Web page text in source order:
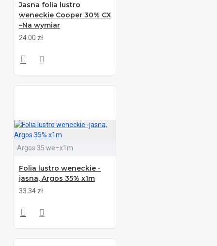
Jasna folia lustro
weneckie Cooper 30% CX
–Na wymiar
24.00 zł
Argos 35 we–x1m
Folia lustro weneckie -
jasna, Argos 35% x1m
33.34 zł